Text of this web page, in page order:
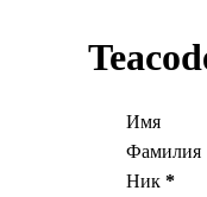
Имя
Фамилия
Ник *